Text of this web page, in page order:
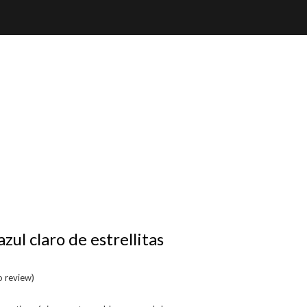
claro de estrellitas
review)